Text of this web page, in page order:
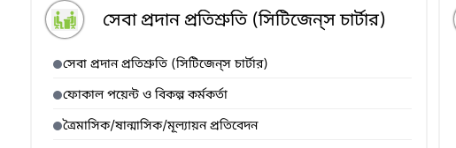
সেবা প্রদান প্রতিশ্রুতি (সিটিজেন্‌স চার্টার)
সেবা প্রদান প্রতিশ্রুতি (সিটিজেন্‌স চার্টার)
ফোকাল পয়েন্ট ও বিকল্প কর্মকর্তা
ত্রৈমাসিক/ষান্মাসিক/মূল্যায়ন প্রতিবেদন